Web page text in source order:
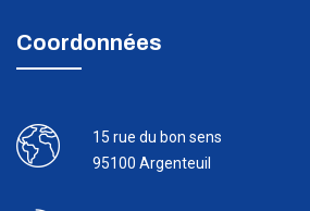
Coordonnées
15 rue du bon sens
95100 Argenteuil